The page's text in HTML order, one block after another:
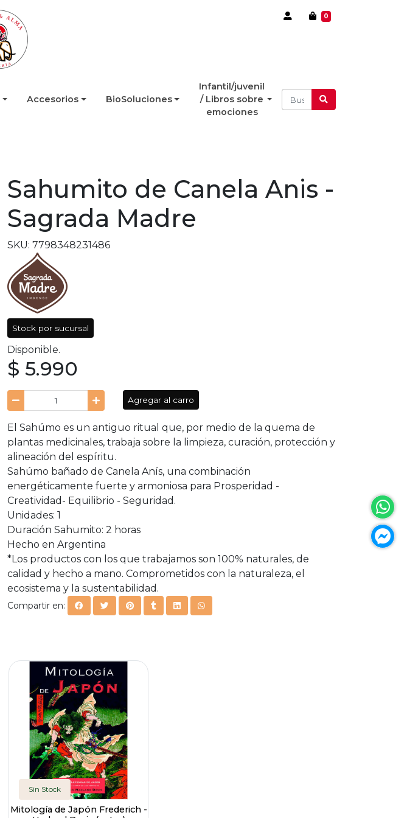
0
Accesorios BioSoluciones
Infantil/juvenil
/ Libros sobre
emociones
Sahumito de Canela Anis -
Sagrada Madre
SKU: 7798348231486
Stock por sucursal
Disponible.
$ 5.990
Agregar al carro
El Sahúmo es un antiguo ritual que, por medio de la quema de
plantas medicinales, trabaja sobre la limpieza, curación, protección y
alineación del espíritu.
Sahúmo bañado de Canela Anís, una combinación
energéticamente fuerte y armoniosa para Prosperidad -
Creatividad- Equilibrio - Seguridad.
Unidades: 1
Duración Sahumito: 2 horas
Hecho en Argentina
*Los productos con los que trabajamos son 100% naturales, de
calidad y hecho a mano. Comprometidos con la naturaleza, el
ecosistema y la sustentabilidad.
Compartir en:
Sin Stock
Mitología de Japón Frederich -